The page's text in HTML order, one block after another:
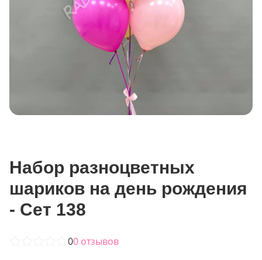
Набор разноцветных
шариков на день рождения
- Сет 138
00 отзывов